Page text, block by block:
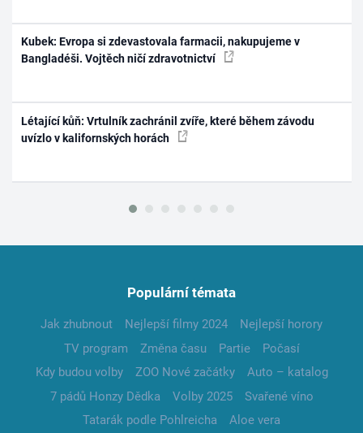
Kubek: Evropa si zdevastovala farmacii, nakupujeme v
Bangladéši. Vojtěch ničí zdravotnictví
Létající kůň: Vrtulník zachránil zvíře, které během závodu
uvízlo v kalifornských horách
Populární témata
Jak zhubnout Nejlepší filmy 2024
Nejlepší horory
TV program
Změna času Partie
Počasí
Kdy budou volby
ZOO Nové začátky
Auto – katalog
7 pádů Honzy Dědka
Volby 2025
Svařené víno
Tatarák podle Pohlreicha
Aloe vera